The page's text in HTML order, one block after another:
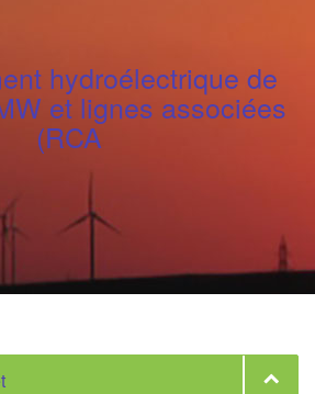
hydroélectrique de
et lignes associées
(RCA